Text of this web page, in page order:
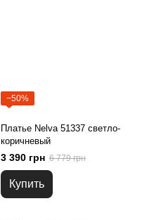
−50%
Платье Nelva 51337 светло-
коричневый
3 390 грн 6 779 грн
Купить